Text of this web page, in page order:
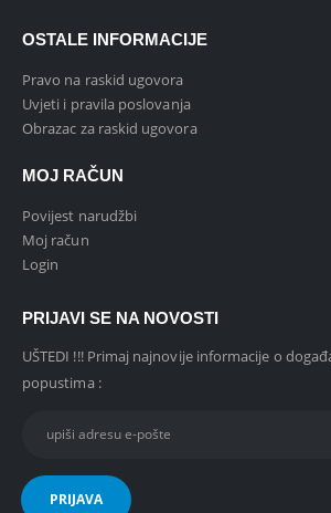
OSTALE INFORMACIJE
Pravo na raskid ugovora
Uvjeti i pravila poslovanja
Obrazac za raskid ugovora
MOJ RAČUN
Povijest narudžbi
Moj račun
Login
PRIJAVI SE NA NOVOSTI
UŠTEDI !!! Primaj najnovije informacije o
popustima :